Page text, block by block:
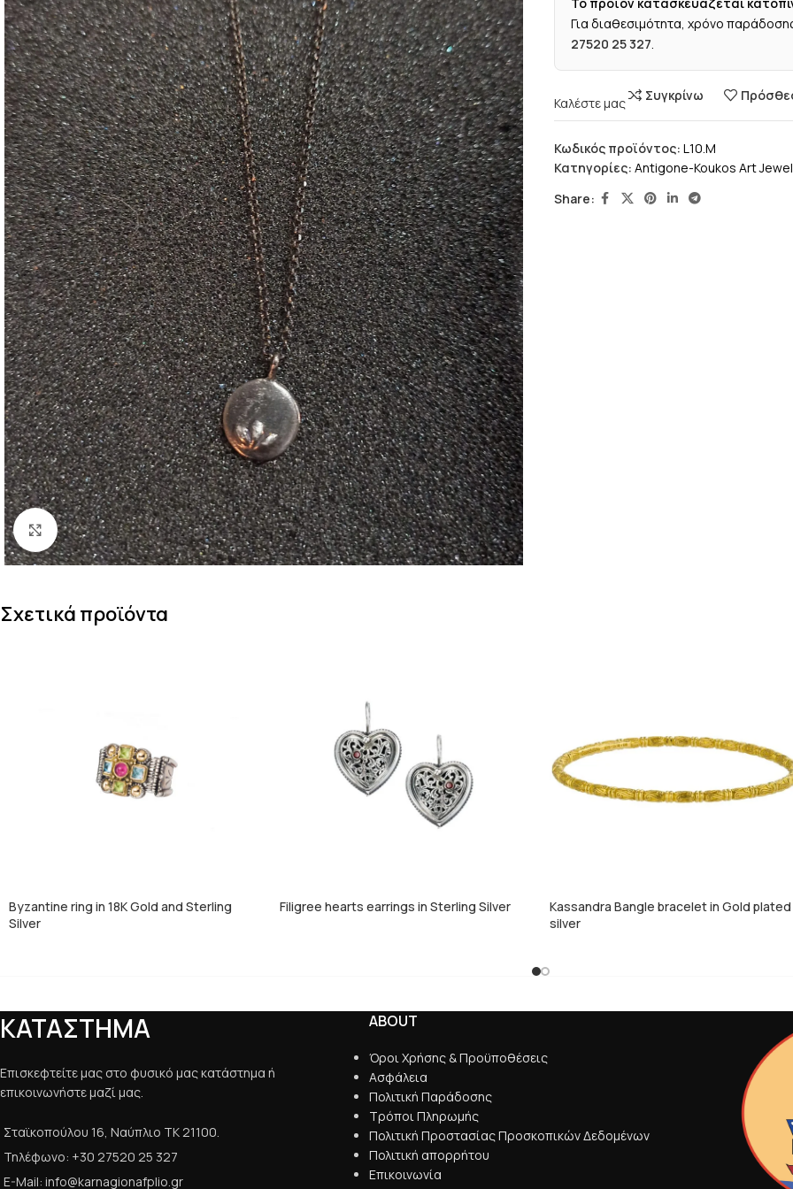
Κάντε κλικ για μεγέθυνση
Για διαθεσιμότητα, χρόνο
27520 25 327.
Καλέστε μας Συγκρίνω
Κωδικός προϊόντος: L10.M
Κατηγορίες: Antigone-Koukos Art
Share:
Σχετικά προϊόντα
Byzantine ring in 18K Gold and Sterling
Silver
Filigree hearts earrings in Sterling Silver
Kassandra Bangle bracelet in Gold plated
silver
ΚΑΤΑΣΤΗΜΑ
Επισκεφτείτε μας στο φυσικό μας κατάστημα ή
επικοινωνήστε μαζί μας.
Σταϊκοπούλου 16, Ναύπλιο ΤΚ 21100.
Τηλέφωνο: +30 27520 25 327
E-Mail: info@karnagionafplio.gr
ABOUT
Όροι Χρήσης & Προϋποθέσεις
Ασφάλεια
Πολιτική Παράδοσης
Τρόποι Πληρωμής
Πολιτική Προστασίας Προσκοπικών Δεδομένων
Πολιτική απορρήτου
Επικοινωνία